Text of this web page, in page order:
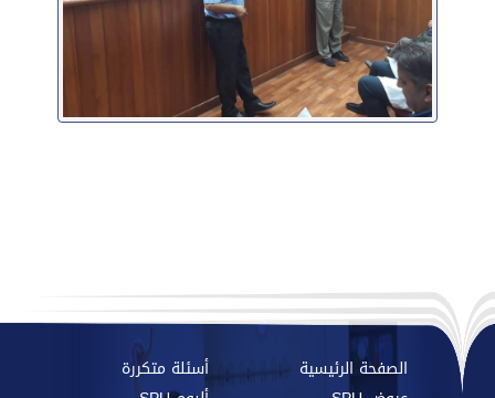
الصفحة الرئيسية
أسئلة متكررة